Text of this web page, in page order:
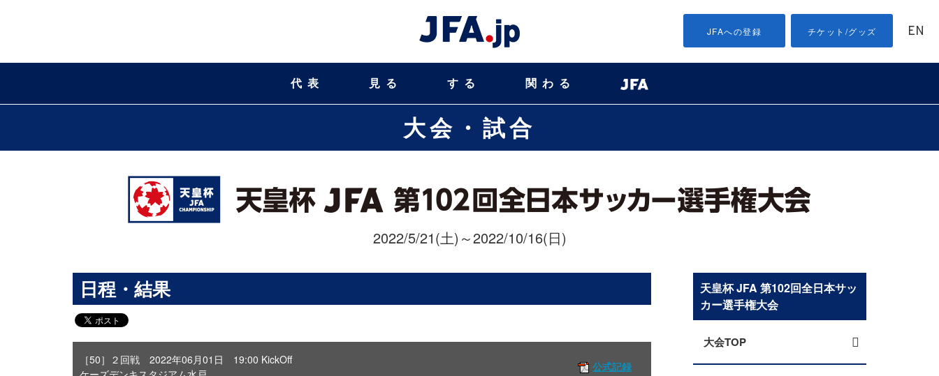
JFAへの登録 チケット/グッズ EN
代表 見る する 関わる
大会・試合
2022/5/21(土)～2022/10/16(日)
日程・結果
［50］２回戦 2022年06月01日 19:00 KickOff
公式記録
天皇杯 JFA 第102回全日本サッ
カー選手権大会
大会TOP